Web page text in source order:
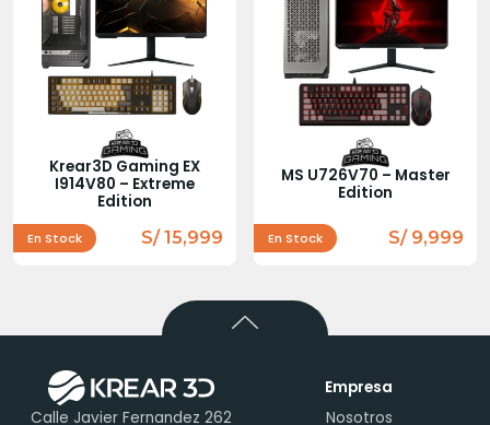
Krear3D Gaming EX
I914V80 – Extreme
Edition
En Stock S/ 15,999
MS U726V70 – Master
Edition
En Stock S/ 9,999
Calle Javier Fernandez 262
Empresa
Nosotros